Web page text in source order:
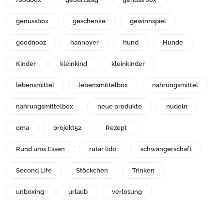
genussbox geschenke gewinnspiel
goodnooz hannover hund Hunde
Kinder kleinkind kleinkinder
lebensmittel lebensmittelbox nahrungsmittel
nahrungsmittelbox neue produkte nudeln
oma projekt52 Rezept
Rund ums Essen rutar lido schwangerschaft
Second Life Stöckchen Trinken
unboxing urlaub verlosung